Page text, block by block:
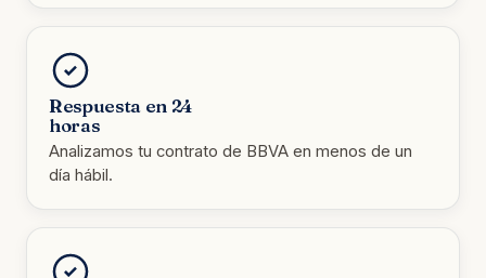
Respuesta en 24
horas
Analizamos tu contrato de BBVA en menos de un
día hábil.